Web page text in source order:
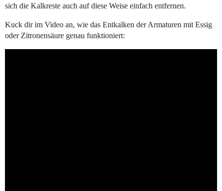
sich die Kalkreste auch auf diese Weise einfach entfernen.
Kuck dir im Video an, wie das Entkalken der Armaturen mit Essig
oder Zitronensäure genau funktioniert: